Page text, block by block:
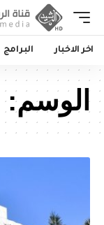
اخر الاخبار البرامج
الوسم: